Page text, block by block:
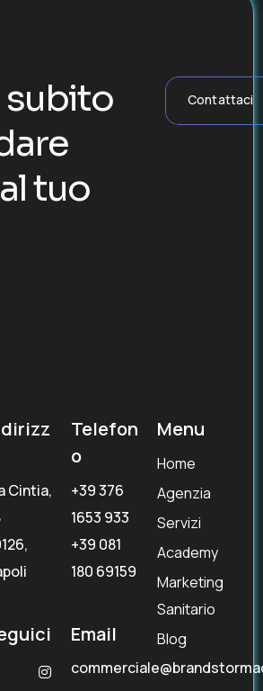
tuo
Contattaci
Cintia,
Telefon
o
+39 376
1653 933
+39 081
180 69159
Email
Menu
Home
Agenzia
Servizi
Academy
Marketing
Sanitario
Blog